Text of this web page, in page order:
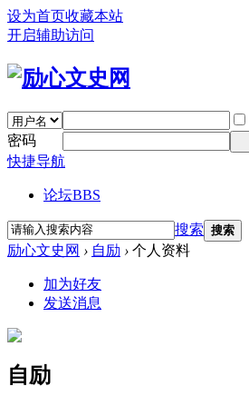
设为首页收藏本站
开启辅助访问
密码
快捷导航
论坛BBS
搜索 搜索
励心文史网 › 自励 › 个人资料
加为好友
发送消息
自励